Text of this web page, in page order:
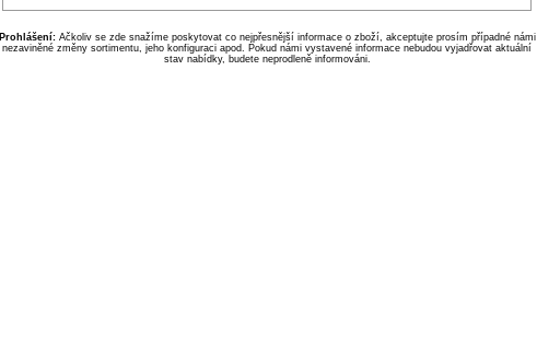
Prohlášení:Ačkoliv se zde snažíme poskytovat co nejpřesnější informace o zboží, akceptujte prosím případné námi
nezaviněné změny sortimentu, jeho konfiguraci apod. Pokud námi vystavené informace nebudou vyjadřovat aktuální
stav nabídky, budete neprodleně informováni.